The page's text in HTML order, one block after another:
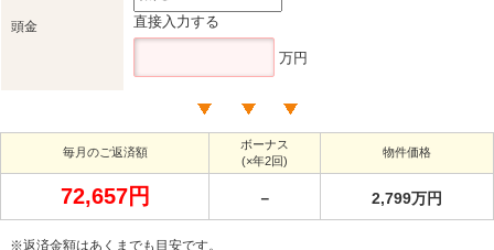
頭金 直接入力する
万円
毎月のご返済額
ボーナス
(×年2回)
物件価格
72,657円 － 2,799万円
※返済金額はあくまでも目安です。